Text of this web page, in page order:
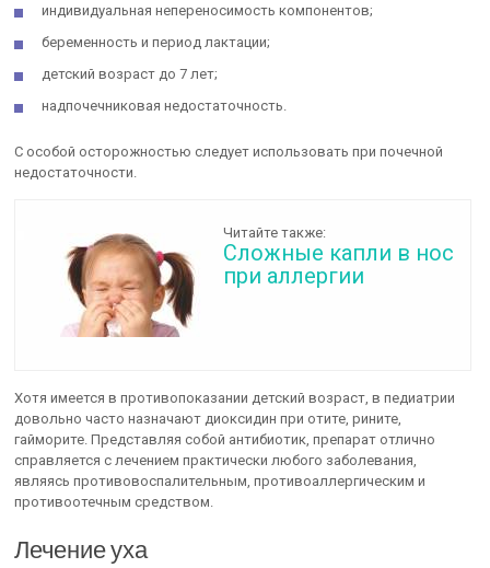
индивидуальная непереносимость компонентов;
беременность и период лактации;
детский возраст до 7 лет;
надпочечниковая недостаточность.
С особой осторожностью следует использовать при почечной
недостаточности.
Читайте также:
Сложные капли в нос
при аллергии
Хотя имеется в противопоказании детский возраст, в педиатрии
довольно часто назначают диоксидин при отите, рините,
гайморите. Представляя собой антибиотик, препарат отлично
справляется с лечением практически любого заболевания,
являясь противовоспалительным, противоаллергическим и
противоотечным средством.
Лечение уха